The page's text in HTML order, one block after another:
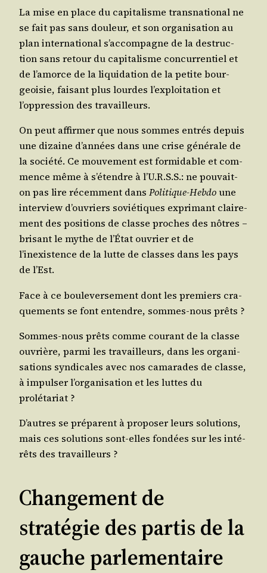
La mise en place du capi­ta­lisme trans­na­tio­nal ne
se fait pas sans dou­leur, et son orga­ni­sa­tion au
plan inter­na­tio­nal s’accompagne de la des­truc­
tion sans retour du capi­ta­lisme concur­ren­tiel et
de l’amorce de la liqui­da­tion de la petite bour­
geoi­sie, fai­sant plus lourdes l’exploitation et
l’oppression des travailleurs.
On peut affir­mer que nous sommes entrés depuis
une dizaine d’années dans une crise géné­rale de
la socié­té. Ce mou­ve­ment est for­mi­dable et com­
mence même à s’étendre à l’U.R.S.S.: ne pou­vait-
on pas lire récem­ment dans Poli­tique-Heb­doune
inter­view d’ouvriers sovié­tiques expri­mant clai­re­
ment des posi­tions de classe proches des nôtres –
bri­sant le mythe de l’État ouvrier et de
l’inexistence de la lutte de classes dans les pays
de l’Est.
Face à ce bou­le­ver­se­ment dont les pre­miers cra­
que­ments se font entendre, sommes-nous prêts ?
Sommes-nous prêts comme cou­rant de la classe
ouvrière, par­mi les tra­vailleurs, dans les orga­ni­
sa­tions syn­di­cales avec nos cama­rades de classe,
à impul­ser l’organisation et les luttes du
prolétariat ?
D’autres se pré­parent à pro­po­ser leurs solu­tions,
mais ces solu­tions sont-elles fon­dées sur les inté­
rêts des travailleurs ?
Changement de
stratégie des partis de la
gauche parlementaire